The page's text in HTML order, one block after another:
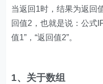
当返回1时，结果为返回
回值2，也就是说：公式
值1”，“返回值2”。
1、关于数组